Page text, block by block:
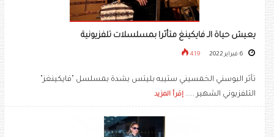
يعيش حياة الـ فايكينغ متأثرا بمسلسلات تلفزيونية
419
تأثر البوسني الخمسيني ستيبه بليتس بشدة بمسلسل "فايكينغز"
التلفزيوني الشهير ..... إقرأ المزيد